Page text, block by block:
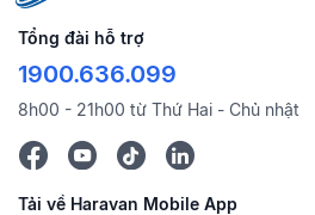
Tổng đài hỗ trợ
1900.636.099
8h00 - 21h00 từ Thứ Hai - Chủ nhật
Tải về Haravan Mobile App